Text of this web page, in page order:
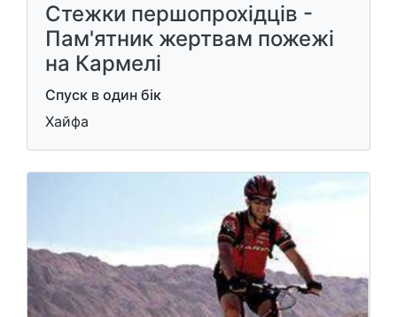
Стежки першопрохідців -
Пам'ятник жертвам пожежі
на Кармелі
Спуск в один бік
Хайфа